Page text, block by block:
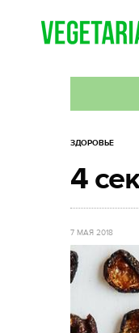
ЗДОРОВЬЕ
4
7 МАЯ 2018